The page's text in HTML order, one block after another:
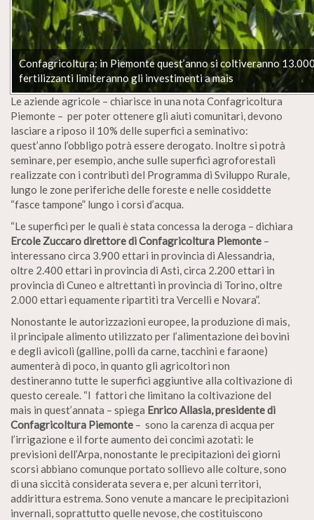
Confagricoltura: in Piemonte quest’anno si coltiveranno
fertilizzanti limiteranno gli investimenti a mais
Le aziende agricole – chiarisce in una nota Confagricoltura
Piemonte – per poter ottenere gli aiuti comunitari, devono
lasciare a riposo il 10% delle superfici a seminativo:
quest’anno l’obbligo potrà essere derogato. Inoltre si potrà
seminare, per esempio, anche sulle superfici agroforestali
realizzate con i contributi del Programma di Sviluppo Rurale,
lungo le zone periferiche delle foreste e nelle cosiddette
“fasce tampone” lungo i corsi d’acqua.
“Le superfici per le quali è stata concessa la deroga – dichiara
Ercole Zuccaro direttore di Confagricoltura Piemonte –
interessano circa 3.900 ettari in provincia di Alessandria,
oltre 2.400 ettari in provincia di Asti, circa 2.200 ettari in
provincia di Cuneo e altrettanti in provincia di Torino, oltre
2.000 ettari equamente ripartiti tra Vercelli e Novara”.
Nonostante le autorizzazioni europee, la produzione di mais,
il principale alimento utilizzato per l’alimentazione dei bovini
e degli avicoli (galline, polli da carne, tacchini e faraone)
aumenterà di poco, in quanto gli agricoltori non
destineranno tutte le superfici aggiuntive alla coltivazione di
questo cereale. “I fattori che limitano la coltivazione del
mais in quest’annata – spiega Enrico Allasia, presidente di
Confagricoltura Piemonte – sono la carenza di acqua per
l’irrigazione e il forte aumento dei concimi azotati: le
previsioni dell’Arpa, nonostante le precipitazioni dei giorni
scorsi abbiano comunque portato sollievo alle colture, sono
di una siccità considerata severa e, per alcuni territori,
addirittura estrema. Sono venute a mancare le precipitazioni
invernali, soprattutto quelle nevose, che costituiscono